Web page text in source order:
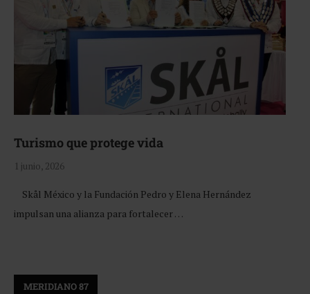
Turismo que protege vida
1 junio, 2026
Skål México y la Fundación Pedro y Elena Hernández
impulsan una alianza para fortalecer …
MERIDIANO 87